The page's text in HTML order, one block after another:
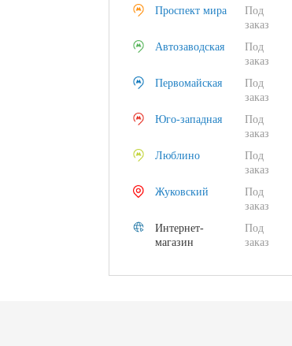
Проспект мира
Под
заказ
Автозаводская
Под
заказ
Первомайская
Под
заказ
Юго-западная
Под
заказ
Люблино
Под
заказ
Жуковский
Под
заказ
Интернет-
магазин
Под
заказ